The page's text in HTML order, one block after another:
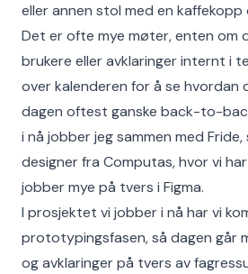
eller annen stol med en
Det er ofte mye møter, enten om
brukere eller avklaringer internt i
over kalenderen for å se hvordan
dagen oftest ganske back-to-
i nå jobber jeg sammen med
designer fra Computas, hvor vi
jobber mye på tvers i Figma.
I prosjektet vi jobber i nå har vi
prototypingsfasen, så dagen går
og avklaringer på tvers av